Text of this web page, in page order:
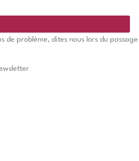
de problème, dites nous lors du